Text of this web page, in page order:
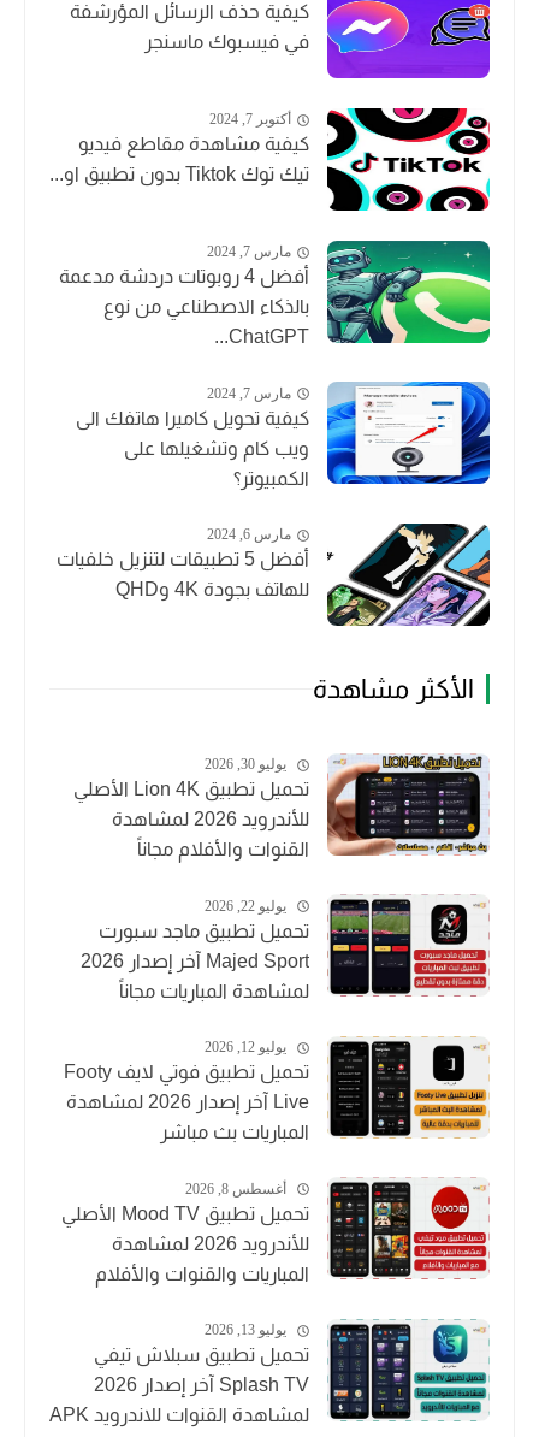
كيفية حذف الرسائل المؤرشفة
في فيسبوك ماسنجر
أكتوبر 7, 2024
كيفية مشاهدة مقاطع فيديو
تيك توك Tiktok بدون تطبيق او...
مارس 7, 2024
أفضل 4 روبوتات دردشة مدعمة
بالذكاء الاصطناعي من نوع
ChatGPT...
مارس 7, 2024
كيفية تحويل كاميرا هاتفك الى
ويب كام وتشغيلها على
الكمبيوتر؟
مارس 6, 2024
أفضل 5 تطبيقات لتنزيل خلفيات
للهاتف بجودة 4K وQHD
الأكثر مشاهدة
يوليو 30, 2026
تحميل تطبيق Lion 4K الأصلي
للأندرويد 2026 لمشاهدة
القنوات والأفلام مجاناً
يوليو 22, 2026
تحميل تطبيق ماجد سبورت
Majed Sport آخر إصدار 2026
لمشاهدة المباريات مجاناً
يوليو 12, 2026
تحميل تطبيق فوتي لايف Footy
Live آخر إصدار 2026 لمشاهدة
المباريات بث مباشر
أغسطس 8, 2026
تحميل تطبيق Mood TV الأصلي
للأندرويد 2026 لمشاهدة
المباريات والقنوات والأفلام
يوليو 13, 2026
تحميل تطبيق سبلاش تيفي
Splash TV آخر إصدار 2026
لمشاهدة القنوات للاندرويد APK